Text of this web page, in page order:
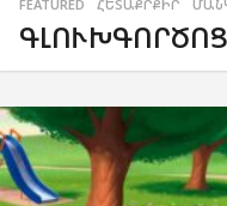
FEATURED ,ՀԵՏԱՔՐՔԻՐ ,